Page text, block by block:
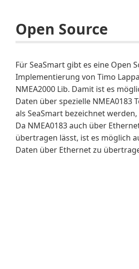
Open Source
Für SeaSmart gibt es eine Open
Implementierung von Timo
NMEA2000 Lib. Damit ist es
Daten über spezielle NMEA0183
als SeaSmart bezeichnet
Da NMEA0183 auch über
übertragen lässt, ist es möglich
Daten über Ethernet zu